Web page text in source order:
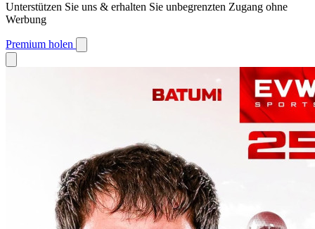
Unterstützen Sie uns & erhalten Sie unbegrenzten Zugang ohne
Werbung
Premium holen